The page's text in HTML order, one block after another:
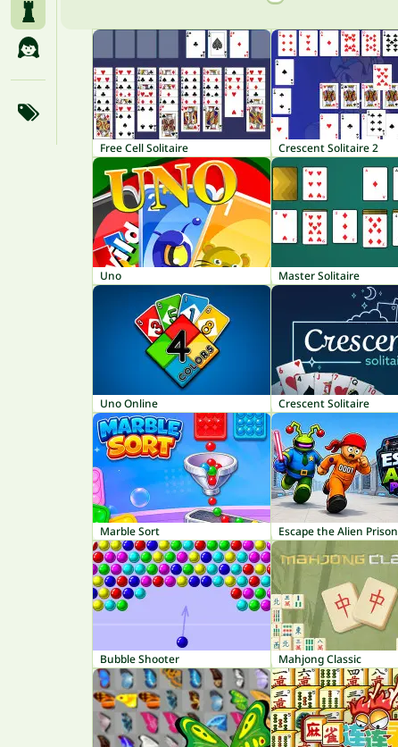
Free Cell Solitaire Crescent Solitaire 2
Uno Master Solitaire
Uno Online Crescent Solitaire
Marble Sort Escape the Alien Prison
Bubble Shooter Mahjong Classic